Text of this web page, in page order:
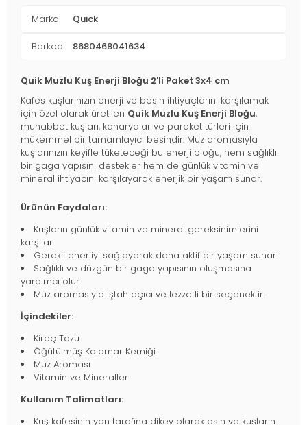
Marka Quick
Barkod 8680468041634
Quik Muzlu Kuş Enerji Bloğu 2'li Paket 3x4 cm
Kafes kuşlarınızın enerji ve besin ihtiyaçlarını karşılamak
için özel olarak üretilen Quik Muzlu Kuş Enerji Bloğu,
muhabbet kuşları, kanaryalar ve paraket türleri için
mükemmel bir tamamlayıcı besindir. Muz aromasıyla
kuşlarınızın keyifle tüketeceği bu enerji bloğu, hem sağlıklı
bir gaga yapısını destekler hem de günlük vitamin ve
mineral ihtiyacını karşılayarak enerjik bir yaşam sunar.
Ürünün Faydaları:
Kuşların günlük vitamin ve mineral gereksinimlerini
karşılar.
Gerekli enerjiyi sağlayarak daha aktif bir yaşam sunar.
Sağlıklı ve düzgün bir gaga yapısının oluşmasına
yardımcı olur.
Muz aromasıyla iştah açıcı ve lezzetli bir seçenektir.
İçindekiler:
Kireç Tozu
Öğütülmüş Kalamar Kemiği
Muz Aroması
Vitamin ve Mineraller
Kullanım Talimatları:
Kuş kafesinin yan tarafına dikey olarak asın ve kuşların